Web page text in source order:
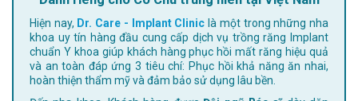
Hiện nay, Dr. Care - Implant Clinic là một trong những nha
khoa uy tín hàng đầu cung cấp dịch vụ trồng răng Implant
chuẩn Y khoa giúp khách hàng phục hồi mất răng hiệu quả
và an toàn đáp ứng 3 tiêu chí: Phục hồi khả năng ăn nhai,
hoàn thiện thẩm mỹ và đảm bảo sử dụng lâu bền.